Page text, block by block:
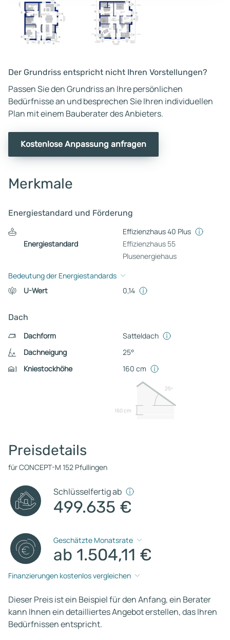
Der Grundriss entspricht nicht Ihren Vorstellungen?
Passen Sie den Grundriss an Ihre persönlichen
Bedürfnisse an und besprechen Sie Ihren individuellen
Plan mit einem Bauberater des Anbieters.
Kostenlose Anpassung anfragen
Merkmale
Energiestandard und Förderung
Energiestandard
Effizienzhaus 40 Plus
Effizienzhaus 55
Plusenergiehaus
Bedeutung der Energiestandards
U-Wert
0,14
Dach
Dachform
Satteldach
Dachneigung
25°
Kniestockhöhe
160 cm
160 cm
25º
Preisdetails
für CONCEPT-M 152 Pfullingen
Schlüsselfertig ab
499.635 €
Geschätzte Monatsrate
ab 1.504,11 €
Finanzierungen kostenlos vergleichen
Dieser Preis ist ein Beispiel für den Anfang, ein Berater
kann Ihnen ein detailliertes Angebot erstellen, das Ihren
Bedürfnissen entspricht.